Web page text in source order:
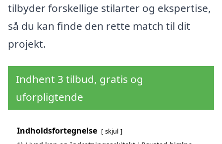
tilbyder forskellige stilarter og ekspertise,
så du kan finde den rette match til dit
projekt.
Indhent 3 tilbud, gratis og
uforpligtende
Indholdsfortegnelse skjul